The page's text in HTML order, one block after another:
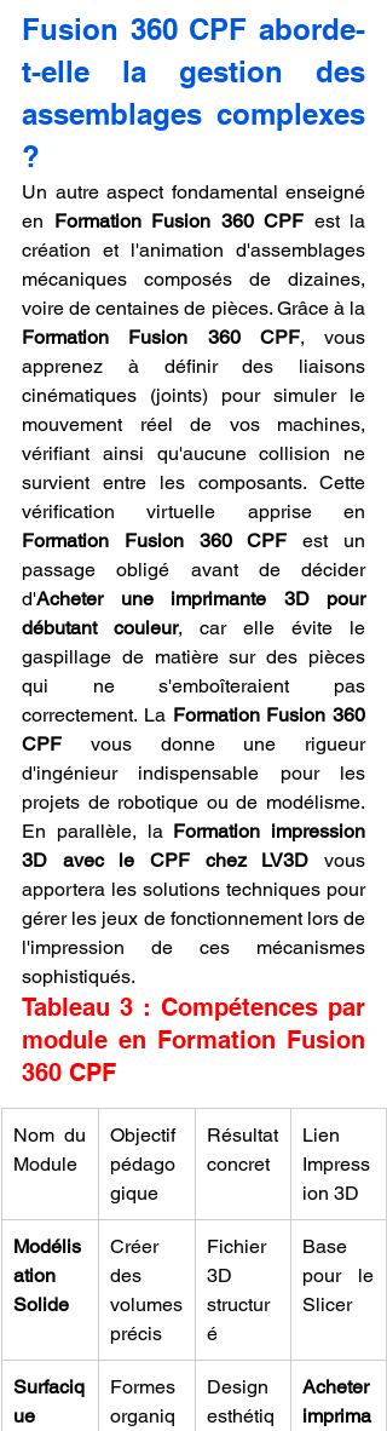
Fusion 360 CPF aborde-
t-elle la gestion des
assemblages complexes
?
Un autre aspect fondamental enseigné
en Formation Fusion 360 CPF est la
création et l'animation d'assemblages
mécaniques composés de dizaines,
Formation Fusion 360 CPF, vous
apprenez à définir des liaisons
cinématiques (joints) pour simuler le
mouvement réel de vos machines,
vérifiant ainsi qu'aucune collision ne
survient entre les composants. Cette
Formation Fusion 360 CPF est un
passage obligé avant de décider
d'Acheter une imprimante 3D pour
débutant couleur, car elle évite le
gaspillage de matière sur des pièces
qui ne s'emboîteraient pas
correctement. La Formation Fusion 360
CPF vous donne une rigueur
d'ingénieur indispensable pour les
projets de robotique ou de modélisme.
En parallèle, la Formation impression
3D avec le CPF chez LV3D vous
apportera les solutions techniques pour
gérer les jeux de fonctionnement lors de
l'impression de ces mécanismes
sophistiqués.
Tableau 3 : Compétences par
module en Formation Fusion
360 CPF
Nom du
Module
Objectif
pédago
gique
Résultat
concret
Lien
Impress
ion 3D
Modélis
ation
Solide
Créer
des
volumes
précis
Fichier
3D
structur
é
Base
pour le
Slicer
Surfaciq
ue
Formes
organiq
Design
esthétiq
Acheter
imprima